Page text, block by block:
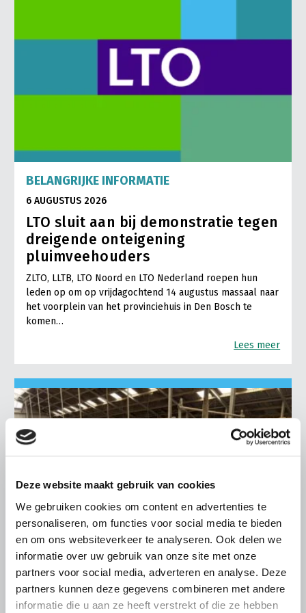
Deze website maakt gebruik van cookies
We gebruiken cookies om content en advertenties te
personaliseren, om functies voor social media te bieden
en om ons websiteverkeer te analyseren. Ook delen we
informatie over uw gebruik van onze site met onze
partners voor social media, adverteren en analyse. Deze
partners kunnen deze gegevens combineren met andere
informatie die u aan ze heeft verstrekt of die ze hebben
Mensen
Medewerkers
Vacatures
BELANGRIJKE INFORMATIE
6 AUGUSTUS 2026
LTO sluit aan bij demonstratie tegen
dreigende onteigening
pluimveehouders
ZLTO, LLTB, LTO Noord en LTO Nederland roepen hun
leden op om op vrijdagochtend 14 augustus massaal naar
het voorplein van het provinciehuis in Den Bosch te
komen…
Lees meer
LTO LOBBY